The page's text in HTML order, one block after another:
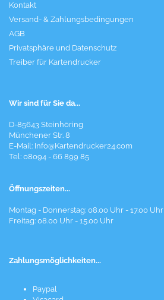
Kontakt
Versand- & Zahlungsbedingungen
AGB
Privatsphäre und Datenschutz
Treiber für Kartendrucker
Wir sind für Sie da...
D-85643 Steinhöring
Münchener Str. 8
E-Mail: Info@Kartendrucker24.com
Tel: 08094 - 66 899 85
Öffnungszeiten...
Montag - Donnerstag: 08.00 Uhr - 17.00 Uhr
Freitag: 08.00 Uhr - 15.00 Uhr
Zahlungsmöglichkeiten...
Paypal